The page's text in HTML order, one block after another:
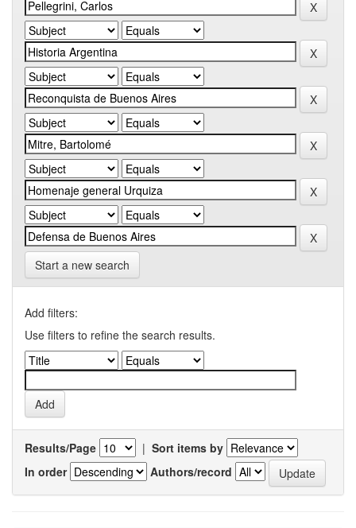
Start a new search
Add filters:
Use filters to refine the search results.
Results/Page | Sort items by
In order
Authors/record